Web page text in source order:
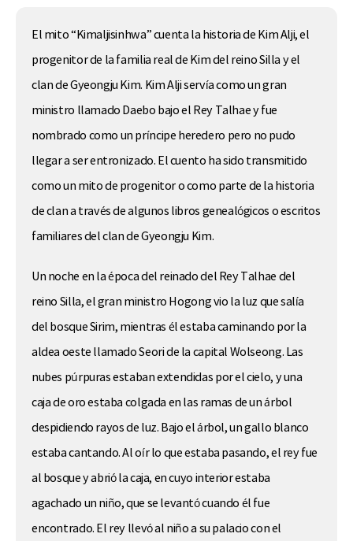
El mito “Kimaljisinhwa” cuenta la historia de Kim Alji, el
progenitor de la familia real de Kim del reino Silla y el
clan de Gyeongju Kim. Kim Alji servía como un gran
ministro llamado Daebo bajo el Rey Talhae y fue
nombrado como un príncipe heredero pero no pudo
llegar a ser entronizado. El cuento ha sido transmitido
como un mito de progenitor o como parte de la historia
de clan a través de algunos libros genealógicos o escritos
familiares del clan de Gyeongju Kim.
Un noche en la época del reinado del Rey Talhae del
reino Silla, el gran ministro Hogong vio la luz que salía
del bosque Sirim, mientras él estaba caminando por la
aldea oeste llamado Seori de la capital Wolseong. Las
nubes púrpuras estaban extendidas por el cielo, y una
caja de oro estaba colgada en las ramas de un árbol
despidiendo rayos de luz. Bajo el árbol, un gallo blanco
estaba cantando. Al oír lo que estaba pasando, el rey fue
al bosque y abrió la caja, en cuyo interior estaba
agachado un niño, que se levantó cuando él fue
encontrado. El rey llevó al niño a su palacio con el